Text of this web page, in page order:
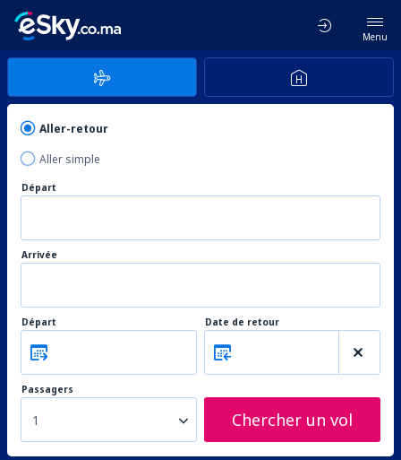
Menu
Aller-retour
Aller simple
Départ
Arrivée
Départ Date de retour
Passagers
1 Chercher un vol